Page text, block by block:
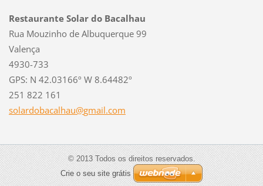
Restaurante Solar do Bacalhau
Rua Mouzinho de Albuquerque 99
Valença
4930-733
GPS: N 42.03166º W 8.64482º
251 822 161
solardobacalhau@gmail.com
© 2013 Todos os direitos reservados.
Crie o seu site grátis